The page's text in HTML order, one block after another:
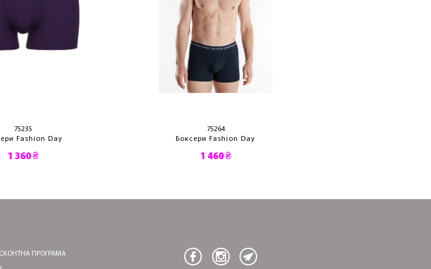
75235
Fashion Day
1 360 ₴
75264
Боксери Fashion Day
1 460 ₴
ПРОГРАМА